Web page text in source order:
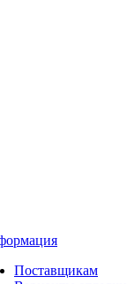
Поставщикам